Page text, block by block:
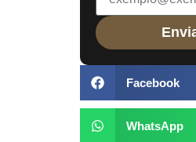
Facebook
WhatsApp